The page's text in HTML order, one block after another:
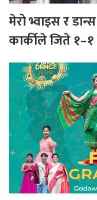
मेरो भ्वाइस र
कार्कीले जिते